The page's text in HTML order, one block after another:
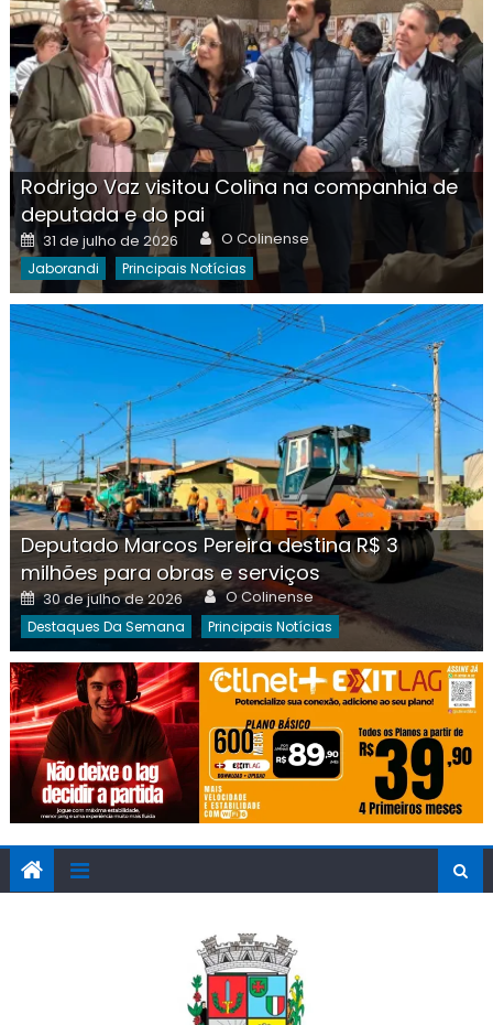
Rodrigo Vaz visitou Colina na companhia de
deputada e do pai
Posted
on
31 de julho de 2026 Author
O Colinense
Jaborandi Principais Notícias
Deputado Marcos Pereira destina R$ 3
milhões para obras e serviços
Posted
on
30 de julho de 2026 Author
O Colinense
Destaques Da Semana Principais Notícias